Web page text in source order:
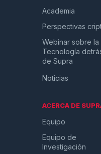
Academia
Perspectivas
Webinar sobre la
Tecnología
de Supra
Noticias
ACERCA DE
Equipo
Equipo de
Investigación